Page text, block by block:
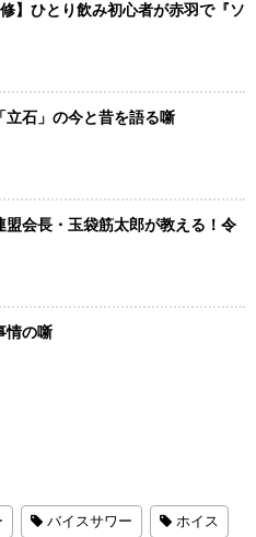
】ひとり飲み初心者が赤羽で『ソ
立石」の今と昔を語る噺
盟会長・玉袋筋太郎が教える！令
情の噺
バイスサワー ホイス